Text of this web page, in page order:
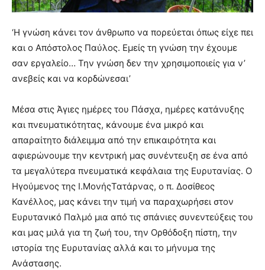
‘Η γνώση κάνει τον άνθρωπο να πορεύεται όπως είχε πει
και ο Απόστολος Παύλος. Εμείς τη γνώση την έχουμε
σαν εργαλείο… Την γνώση δεν την χρησιμοποιείς για ν’
ανεβείς και να κορδώνεσαι’
Μέσα στις Άγιες ημέρες του Πάσχα, ημέρες κατάνυξης
και πνευματικότητας, κάνουμε ένα μικρό και
απαραίτητο διάλειμμα από την επικαιρότητα και
αφιερώνουμε την κεντρική μας συνέντευξη σε ένα από
τα μεγαλύτερα πνευματικά κεφάλαια της Ευρυτανίας. Ο
Ηγούμενος της Ι.ΜονήςΤατάρνας, ο π. Δοσίθεος
Κανέλλος, μας κάνει την τιμή να παραχωρήσει στον
Ευρυτανικό Παλμό μια από τις σπάνιες συνεντεύξεις του
και μας μιλά για τη ζωή του, την Ορθόδοξη πίστη, την
ιστορία της Ευρυτανίας αλλά και το μήνυμα της
Ανάστασης.